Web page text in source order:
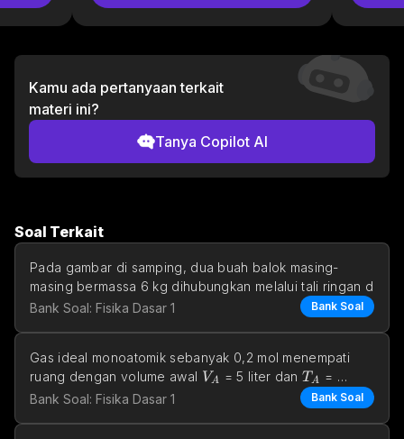
Kamu ada pertanyaan terkait
materi ini?
Tanya Copilot AI
Soal Terkait
Pada gambar di samping, dua buah balok masing-
masing bermassa 6 kg dihubungkan melalui tali ringan d
Bank Soal: Fisika Dasar 1
Bank Soal
Gas ideal monoatomik sebanyak 0,2 mol menempati
ruang dengan volume awal V_A
VA = 5 liter dan T_A
TA
=
300K. Gas
Bank Soal: Fisika Dasar 1 Bank Soal